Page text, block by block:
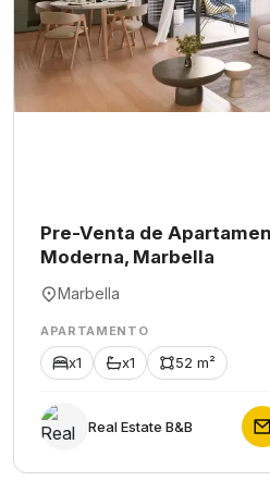
Pre-Venta de
Moderna, Marbella
Marbella
APARTAMENTO
x1 x1 52 m²
Rеаl Еstаtе В&В